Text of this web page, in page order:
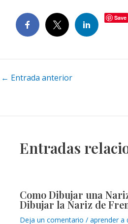
Save
Navegación
← Entrada anterior
Entradas
Como Dibujar una
Dibujar la Nariz de
Deja un comentario / aprender a